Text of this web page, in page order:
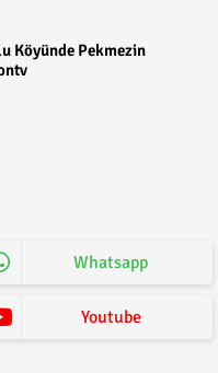
Köyünde Pekmezin
Whatsapp
Youtube